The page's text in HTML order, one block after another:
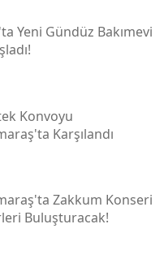
Yeni Gündüz Bakımevi
Konvoyu
Karşılandı
Zakkum Konseri
Buluşturacak!